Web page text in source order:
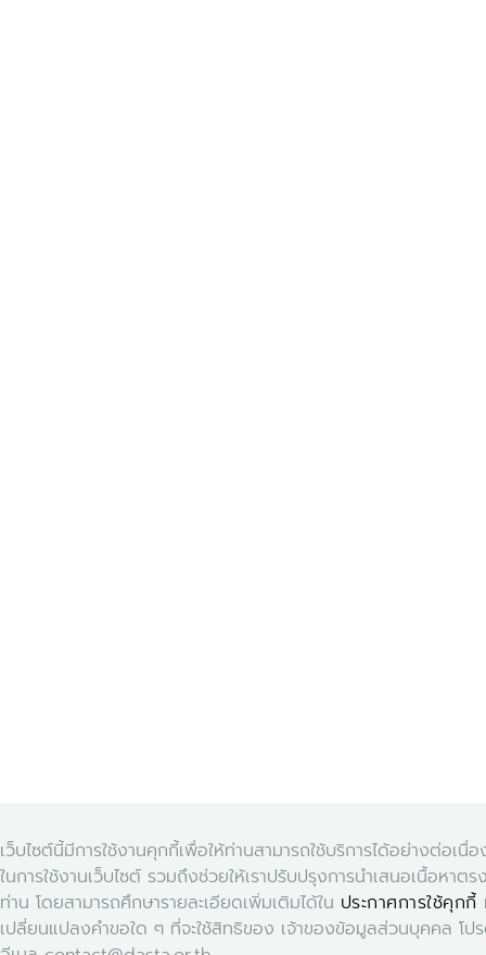
เว็บไซต์นี้มีการใช้งานคุกกี้เพื่อให้ท่านสามารถใช้บริการได้อย่างต่อเนื่
ในการใช้งานเว็บไซต์ รวมถึงช่วยให้เราปรับปรุงการนำเสนอเนื้อหา
ท่าน โดยสามารถศึกษารายละเอียดเพิ่มเติมได้ใน ประกาศการใช้คุกกี้
เปลี่ยนแปลงคำขอใด ๆ ที่จะใช้สิทธิของ เจ้าของข้อมูลส่วนบุคคล โป